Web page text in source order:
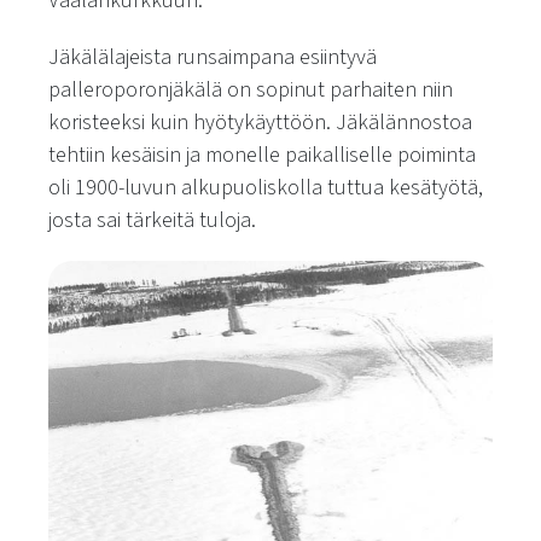
Jäkälälajeista runsaimpana esiintyvä
palleroporonjäkälä on sopinut parhaiten niin
koristeeksi kuin hyötykäyttöön. Jäkälännostoa
tehtiin kesäisin ja monelle paikalliselle poiminta
oli 1900-luvun alkupuoliskolla tuttua kesätyötä,
josta sai tärkeitä tuloja.